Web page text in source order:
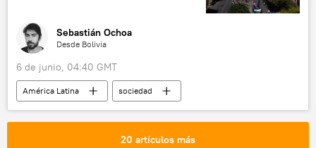
Sebastián Ochoa
Desde Bolivia
6 de junio, 04:40 GMT
América Latina
sociedad
Rodrigo Paz
La Paz
El Alto
Central Obrera Boliviana (COB)
20 artículos más